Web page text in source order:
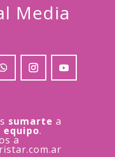
Media
sumarte a
equipo.
a